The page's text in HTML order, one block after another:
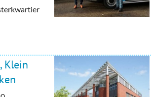
Klein